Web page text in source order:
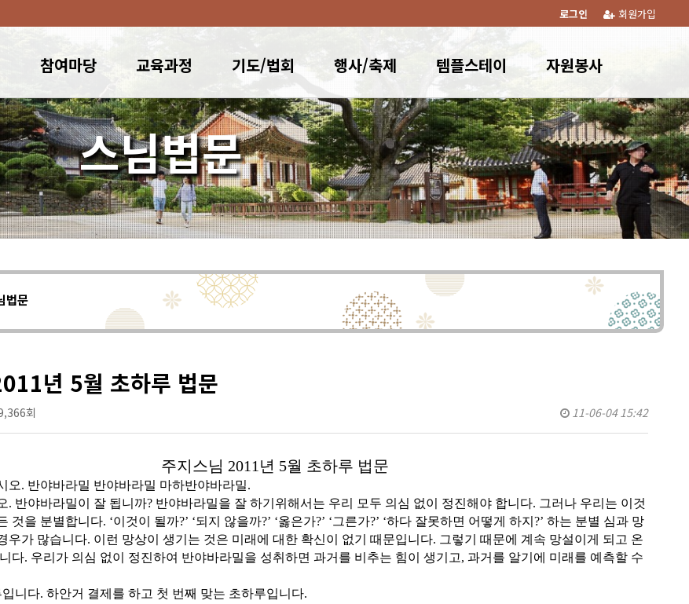
회원가입
로그인
참여마당 교육과정 기도/법회 행사/축제 템플스테이 자원봉사
스님법문
법문
년 5월 초하루 법문
회 11-06-04 15:42
주지스님 2011년 5월 초하루 법문
오. 반야바라밀 반야바라밀 마하반야바라밀.
. 반야바라밀이 잘 됩니까? 반야바라밀을 잘 하기위해서는 우리 모두 의심 없이 정진해야 합니다. 그러나 우리는 이것
것을 분별합니다. ‘이것이 될까?’ ‘되지 않을까?’ ‘옳은가?’ ‘그른가?’ ‘하다 잘못하면 어떻게 하지?’ 하는 분별 심과 망
우가 많습니다. 이런 망상이 생기는 것은 미래에 대한 확신이 없기 때문입니다. 그렇기 때문에 계속 망설이게 되고 온
다. 우리가 의심 없이 정진하여 반야바라밀을 성취하면 과거를 비추는 힘이 생기고, 과거를 알기에 미래를 예측할 수
니다. 하안거 결제를 하고 첫 번째 맞는 초하루입니다.